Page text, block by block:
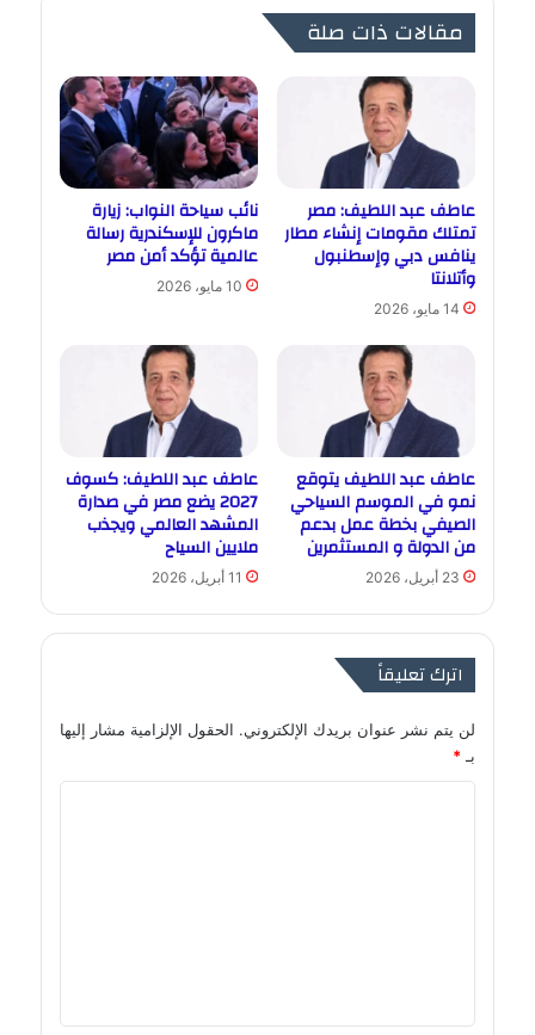
مقالات ذات صلة
عاطف عبد اللطيف: مصر
تمتلك مقومات إنشاء مطار
ينافس دبي وإسطنبول
وأتلانتا
14 مايو، 2026
نائب سياحة النواب: زيارة
ماكرون للإسكندرية رسالة
عالمية تؤكد أمن مصر
10 مايو، 2026
عاطف عبد اللطيف يتوقع
نمو في الموسم السياحي
الصيفي بخطة عمل بدعم
من الدولة و المستثمرين
23 أبريل، 2026
عاطف عبد اللطيف: كسوف
2027 يضع مصر في صدارة
المشهد العالمي ويجذب
ملايين السياح
11 أبريل، 2026
اترك تعليقاً
لن يتم نشر عنوان بريدك الإلكتروني. الحقول الإلزامية مشار إليها
بـ *